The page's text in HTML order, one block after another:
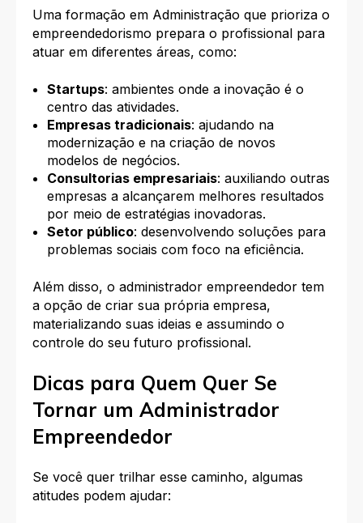
Uma formação em Administração que prioriza o
empreendedorismo prepara o profissional para
atuar em diferentes áreas, como:
Startups: ambientes onde a inovação é o
centro das atividades.
Empresas tradicionais: ajudando na
modernização e na criação de novos
modelos de negócios.
Consultorias empresariais: auxiliando outras
empresas a alcançarem melhores resultados
por meio de estratégias inovadoras.
Setor público: desenvolvendo soluções para
problemas sociais com foco na eficiência.
Além disso, o administrador empreendedor tem
a opção de criar sua própria empresa,
materializando suas ideias e assumindo o
controle do seu futuro profissional.
Dicas para Quem Quer Se
Tornar um Administrador
Empreendedor
Se você quer trilhar esse caminho, algumas
atitudes podem ajudar: